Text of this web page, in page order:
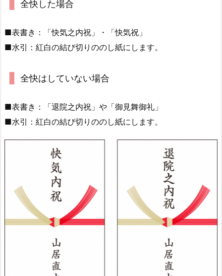
全快した場合
■表書き：
「快気之内祝」・「快気祝」
■水引：紅白の結び切りののし紙にします。
全快はしていない場合
■表書き：
「退院之内祝」や「御見舞御礼」
■水引：紅白の結び切りののし紙にします。